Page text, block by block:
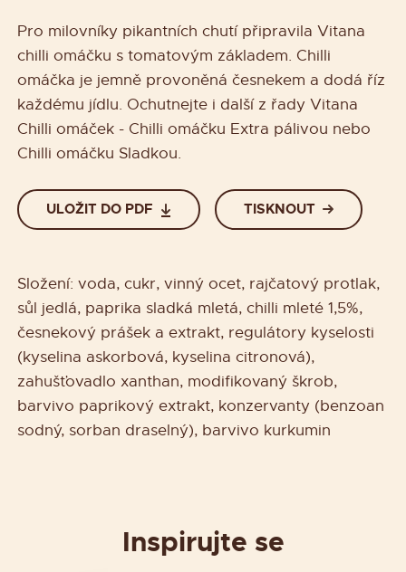
Pro milovníky pikantních chutí připravila Vitana
chilli omáčku s tomatovým základem. Chilli
omáčka je jemně provoněná česnekem a dodá říz
každému jídlu. Ochutnejte i další z řady Vitana
Chilli omáček - Chilli omáčku Extra pálivou nebo
Chilli omáčku Sladkou.
ULOŽIT DO PDF TISKNOUT
Složení: voda, cukr, vinný ocet, rajčatový protlak,
sůl jedlá, paprika sladká mletá, chilli mleté 1,5%,
česnekový prášek a extrakt, regulátory kyselosti
(kyselina askorbová, kyselina citronová),
zahušťovadlo xanthan, modifikovaný škrob,
barvivo paprikový extrakt, konzervanty (benzoan
sodný, sorban draselný), barvivo kurkumin
Inspirujte se